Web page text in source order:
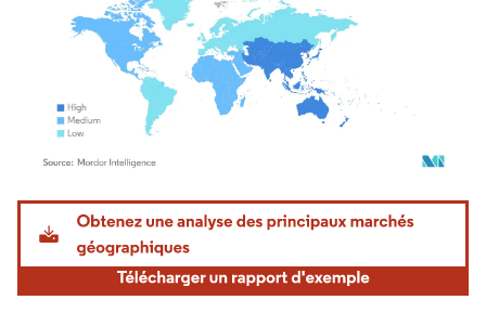
Image © Mordor Intelligence. La réutilisation nécessite une attribution sous CC BY